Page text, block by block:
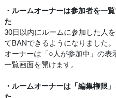
・ルームオーナーは参加者を一
た
30日以内にルームに参加した人
てBANできるようになりました。
オーナーは「○人が参加中」の表
一覧画面を開けます。
・ルームオーナーは「編集権限